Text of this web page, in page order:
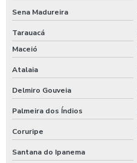
Sena Madureira
Tarauacá
Maceió
Atalaia
Delmiro Gouveia
Palmeira dos Índios
Coruripe
Santana do Ipanema